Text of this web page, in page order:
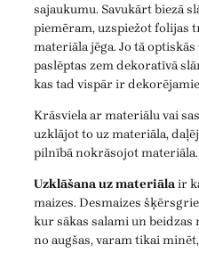
sajaukumu. Savukārt biezā
piemēram, uzspiežot folijas
materiāla jēga. Jo tā
paslēptas zem dekoratīvā
kas tad vispār ir
Krāsviela ar materiālu vai
uzklājot to uz materiāla,
pilnībā nokrāsojot materiāla.
Uzklāšana uz materiālair
maizes. Desmaizes
kur sākas salami un beidzas
no augšas, varam tikai